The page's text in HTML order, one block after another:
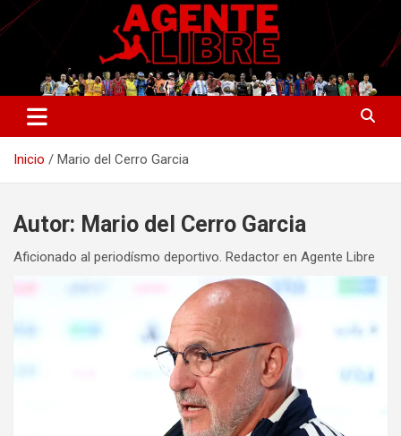
Saltar
al
Agente Libre Digital
La nueva generación del periodismo deportivo.
Inicio Mario del Cerro Garcia
Autor: Mario del Cerro Garcia
Aficionado al periodísmo deportivo. Redactor en Agente Libre